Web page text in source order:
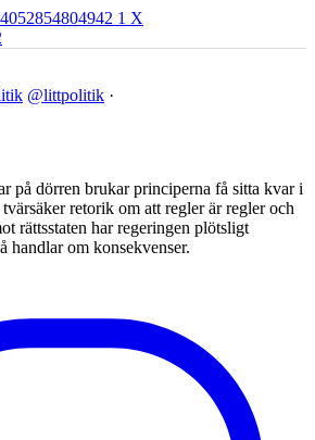
1 X
@littpolitik ·
på dörren brukar principerna få sitta kvar i
retorik om att regler är regler och
rättsstaten har regeringen plötsligt
handlar om konsekvenser.